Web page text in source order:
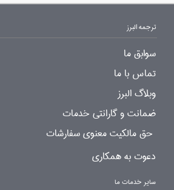
ترجمه البرز
سوابق ما
تماس با ما
وبلاگ البرز
ضمانت و گارانتی خدمات
حق مالکیت معنوی سفارشات
دعوت به همکاری
سایر خدمات ما